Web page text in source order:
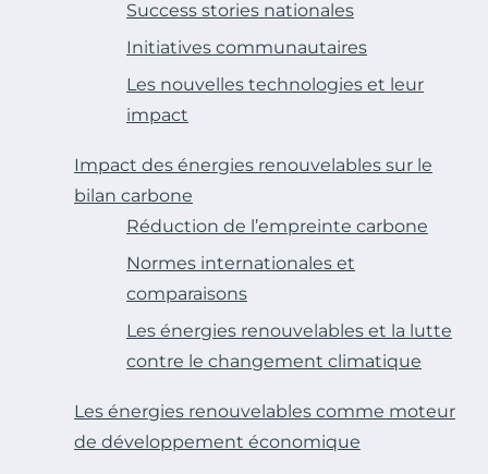
Success stories nationales
Initiatives communautaires
Les nouvelles technologies et leur
impact
Impact des énergies renouvelables sur le
bilan carbone
Réduction de l’empreinte carbone
Normes internationales et
comparaisons
Les énergies renouvelables et la lutte
contre le changement climatique
Les énergies renouvelables comme moteur
de développement économique